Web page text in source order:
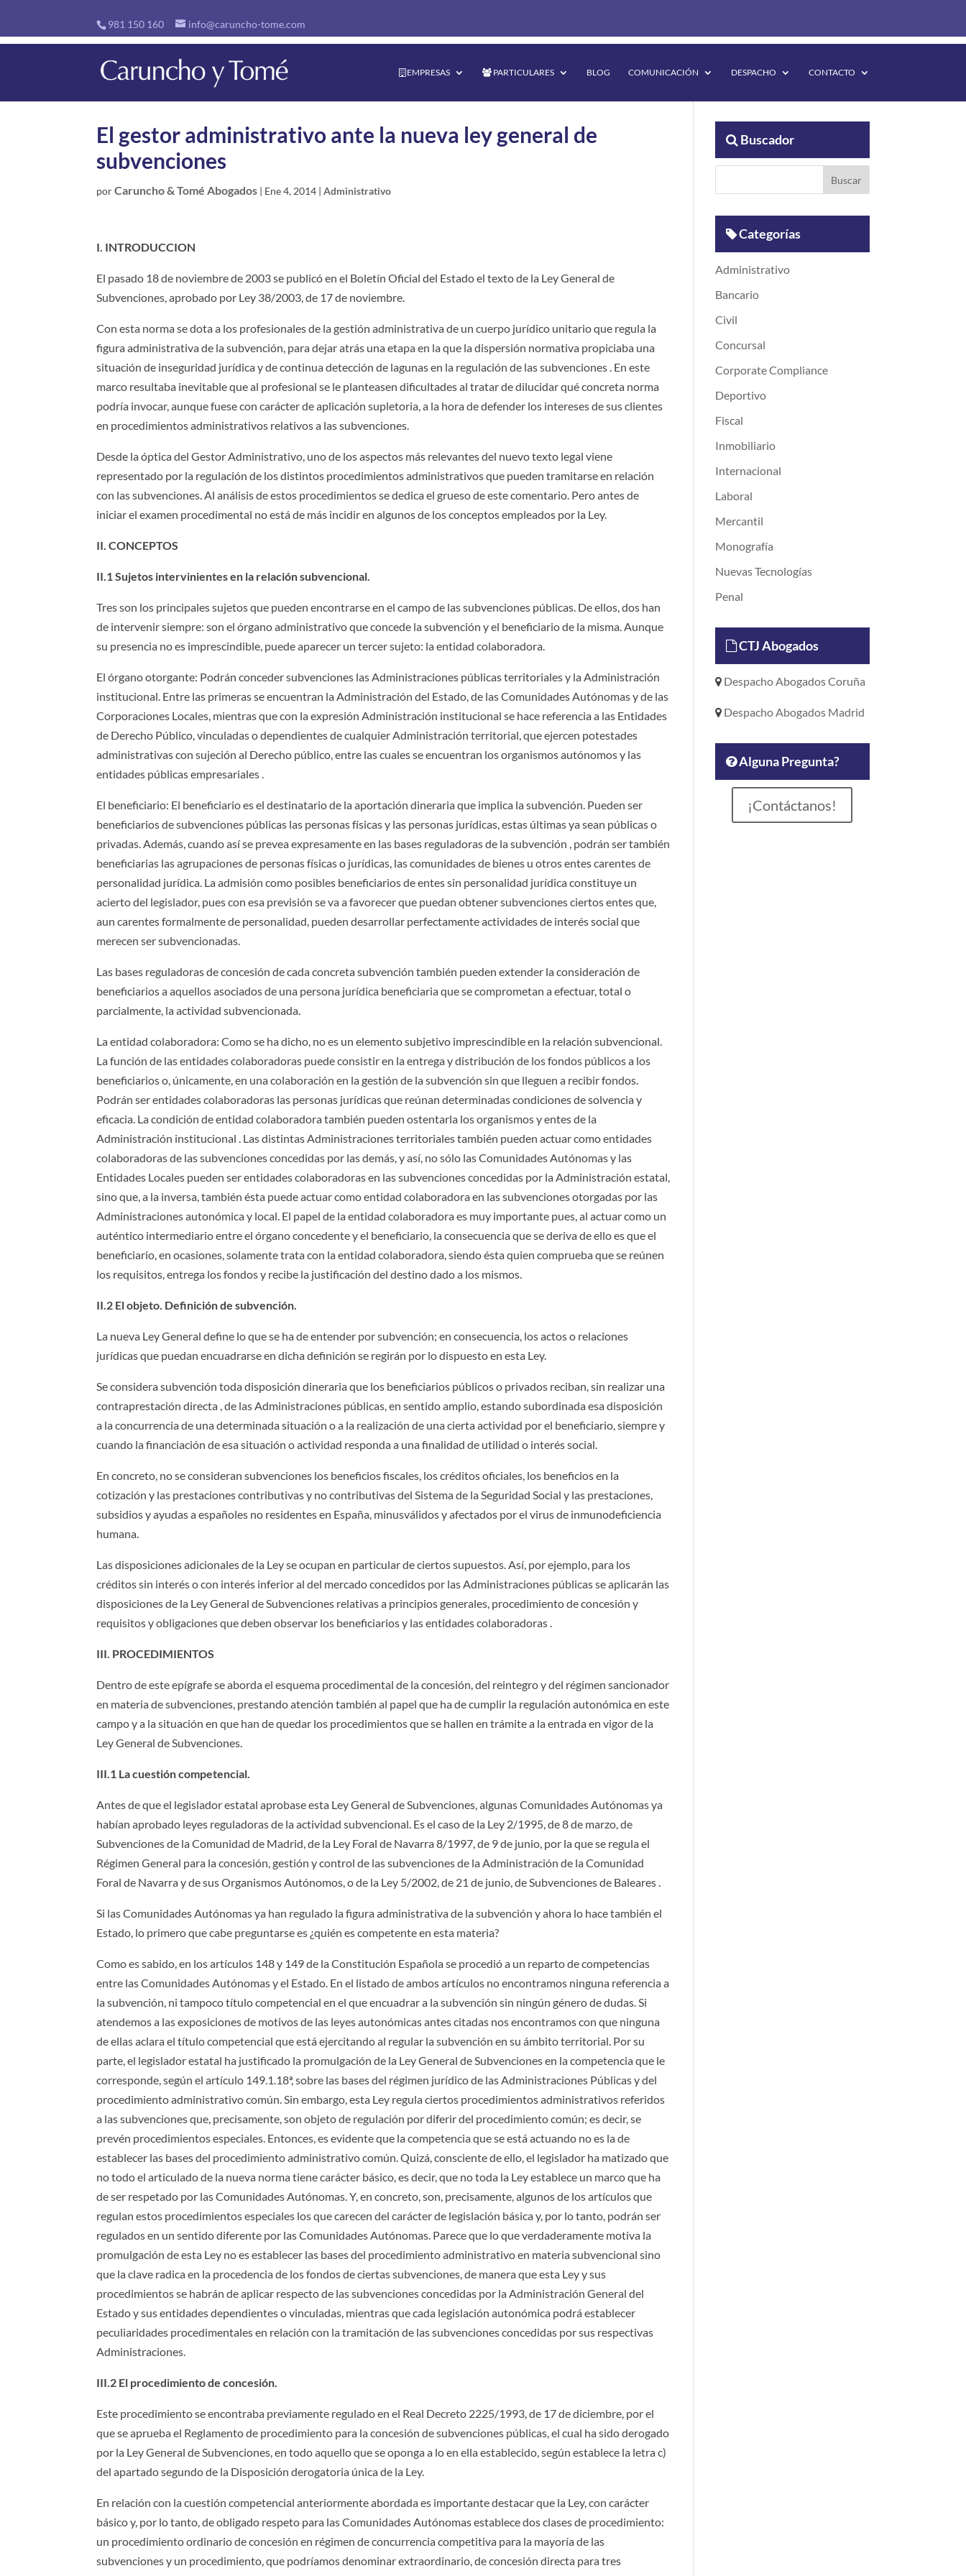
981 150 160 info@caruncho-tome.com
EMPRESAS PARTICULARES BLOG COMUNICACIÓN DESPACHO CONTACTO
El gestor administrativo ante la nueva ley general de
subvenciones
porCaruncho & Tomé Abogados | Ene 4, 2014 |Administrativo
I. INTRODUCCION
El pasado 18 de noviembre de 2003 se publicó en el Boletín Oficial del Estado el texto de la Ley General de
Subvenciones, aprobado por Ley 38/2003, de 17 de noviembre.
Con esta norma se dota a los profesionales de la gestión administrativa de un cuerpo jurídico unitario que regula la
figura administrativa de la subvención, para dejar atrás una etapa en la que la dispersión normativa propiciaba una
situación de inseguridad jurídica y de continua detección de lagunas en la regulación de las subvenciones . En este
marco resultaba inevitable que al profesional se le planteasen dificultades al tratar de dilucidar qué concreta norma
podría invocar, aunque fuese con carácter de aplicación supletoria, a la hora de defender los intereses de sus clientes
en procedimientos administrativos relativos a las subvenciones.
Desde la óptica del Gestor Administrativo, uno de los aspectos más relevantes del nuevo texto legal viene
representado por la regulación de los distintos procedimientos administrativos que pueden tramitarse en relación
con las subvenciones. Al análisis de estos procedimientos se dedica el grueso de este comentario. Pero antes de
iniciar el examen procedimental no está de más incidir en algunos de los conceptos empleados por la Ley.
II. CONCEPTOS
II.1 Sujetos intervinientes en la relación subvencional.
Tres son los principales sujetos que pueden encontrarse en el campo de las subvenciones públicas. De ellos, dos han
de intervenir siempre: son el órgano administrativo que concede la subvención y el beneficiario de la misma. Aunque
su presencia no es imprescindible, puede aparecer un tercer sujeto: la entidad colaboradora.
El órgano otorgante: Podrán conceder subvenciones las Administraciones públicas territoriales y la Administración
institucional. Entre las primeras se encuentran la Administración del Estado, de las Comunidades Autónomas y de las
Corporaciones Locales, mientras que con la expresión Administración institucional se hace referencia a las Entidades
de Derecho Público, vinculadas o dependientes de cualquier Administración territorial, que ejercen potestades
administrativas con sujeción al Derecho público, entre las cuales se encuentran los organismos autónomos y las
entidades públicas empresariales .
El beneficiario: El beneficiario es el destinatario de la aportación dineraria que implica la subvención. Pueden ser
beneficiarios de subvenciones públicas las personas físicas y las personas jurídicas, estas últimas ya sean públicas o
privadas. Además, cuando así se prevea expresamente en las bases reguladoras de la subvención , podrán ser también
beneficiarias las agrupaciones de personas físicas o jurídicas, las comunidades de bienes u otros entes carentes de
personalidad jurídica. La admisión como posibles beneficiarios de entes sin personalidad jurídica constituye un
acierto del legislador, pues con esa previsión se va a favorecer que puedan obtener subvenciones ciertos entes que,
aun carentes formalmente de personalidad, pueden desarrollar perfectamente actividades de interés social que
merecen ser subvencionadas.
Las bases reguladoras de concesión de cada concreta subvención también pueden extender la consideración de
beneficiarios a aquellos asociados de una persona jurídica beneficiaria que se comprometan a efectuar, total o
parcialmente, la actividad subvencionada.
La entidad colaboradora: Como se ha dicho, no es un elemento subjetivo imprescindible en la relación subvencional.
La función de las entidades colaboradoras puede consistir en la entrega y distribución de los fondos públicos a los
beneficiarios o, únicamente, en una colaboración en la gestión de la subvención sin que lleguen a recibir fondos.
Podrán ser entidades colaboradoras las personas jurídicas que reúnan determinadas condiciones de solvencia y
eficacia. La condición de entidad colaboradora también pueden ostentarla los organismos y entes de la
Administración institucional . Las distintas Administraciones territoriales también pueden actuar como entidades
colaboradoras de las subvenciones concedidas por las demás, y así, no sólo las Comunidades Autónomas y las
Entidades Locales pueden ser entidades colaboradoras en las subvenciones concedidas por la Administración estatal,
sino que, a la inversa, también ésta puede actuar como entidad colaboradora en las subvenciones otorgadas por las
Administraciones autonómica y local. El papel de la entidad colaboradora es muy importante pues, al actuar como un
auténtico intermediario entre el órgano concedente y el beneficiario, la consecuencia que se deriva de ello es que el
beneficiario, en ocasiones, solamente trata con la entidad colaboradora, siendo ésta quien comprueba que se reúnen
los requisitos, entrega los fondos y recibe la justificación del destino dado a los mismos.
II.2 El objeto. Definición de subvención.
La nueva Ley General define lo que se ha de entender por subvención; en consecuencia, los actos o relaciones
jurídicas que puedan encuadrarse en dicha definición se regirán por lo dispuesto en esta Ley.
Se considera subvención toda disposición dineraria que los beneficiarios públicos o privados reciban, sin realizar una
contraprestación directa , de las Administraciones públicas, en sentido amplio, estando subordinada esa disposición
a la concurrencia de una determinada situación o a la realización de una cierta actividad por el beneficiario, siempre y
cuando la financiación de esa situación o actividad responda a una finalidad de utilidad o interés social.
En concreto, no se consideran subvenciones los beneficios fiscales, los créditos oficiales, los beneficios en la
cotización y las prestaciones contributivas y no contributivas del Sistema de la Seguridad Social y las prestaciones,
subsidios y ayudas a españoles no residentes en España, minusválidos y afectados por el virus de inmunodeficiencia
humana.
Las disposiciones adicionales de la Ley se ocupan en particular de ciertos supuestos. Así, por ejemplo, para los
créditos sin interés o con interés inferior al del mercado concedidos por las Administraciones públicas se aplicarán las
disposiciones de la Ley General de Subvenciones relativas a principios generales, procedimiento de concesión y
requisitos y obligaciones que deben observar los beneficiarios y las entidades colaboradoras .
III. PROCEDIMIENTOS
Dentro de este epígrafe se aborda el esquema procedimental de la concesión, del reintegro y del régimen sancionador
en materia de subvenciones, prestando atención también al papel que ha de cumplir la regulación autonómica en este
campo y a la situación en que han de quedar los procedimientos que se hallen en trámite a la entrada en vigor de la
Ley General de Subvenciones.
III.1 La cuestión competencial.
Antes de que el legislador estatal aprobase esta Ley General de Subvenciones, algunas Comunidades Autónomas ya
habían aprobado leyes reguladoras de la actividad subvencional. Es el caso de la Ley 2/1995, de 8 de marzo, de
Subvenciones de la Comunidad de Madrid, de la Ley Foral de Navarra 8/1997, de 9 de junio, por la que se regula el
Régimen General para la concesión, gestión y control de las subvenciones de la Administración de la Comunidad
Foral de Navarra y de sus Organismos Autónomos, o de la Ley 5/2002, de 21 de junio, de Subvenciones de Baleares .
Si las Comunidades Autónomas ya han regulado la figura administrativa de la subvención y ahora lo hace también el
Estado, lo primero que cabe preguntarse es ¿quién es competente en esta materia?
Como es sabido, en los artículos 148 y 149 de la Constitución Española se procedió a un reparto de competencias
entre las Comunidades Autónomas y el Estado. En el listado de ambos artículos no encontramos ninguna referencia a
la subvención, ni tampoco título competencial en el que encuadrar a la subvención sin ningún género de dudas. Si
atendemos a las exposiciones de motivos de las leyes autonómicas antes citadas nos encontramos con que ninguna
de ellas aclara el título competencial que está ejercitando al regular la subvención en su ámbito territorial. Por su
parte, el legislador estatal ha justificado la promulgación de la Ley General de Subvenciones en la competencia que le
corresponde, según el artículo 149.1.18ª, sobre las bases del régimen jurídico de las Administraciones Públicas y del
procedimiento administrativo común. Sin embargo, esta Ley regula ciertos procedimientos administrativos referidos
a las subvenciones que, precisamente, son objeto de regulación por diferir del procedimiento común; es decir, se
prevén procedimientos especiales. Entonces, es evidente que la competencia que se está actuando no es la de
establecer las bases del procedimiento administrativo común. Quizá, consciente de ello, el legislador ha matizado que
no todo el articulado de la nueva norma tiene carácter básico, es decir, que no toda la Ley establece un marco que ha
de ser respetado por las Comunidades Autónomas. Y, en concreto, son, precisamente, algunos de los artículos que
regulan estos procedimientos especiales los que carecen del carácter de legislación básica y, por lo tanto, podrán ser
regulados en un sentido diferente por las Comunidades Autónomas. Parece que lo que verdaderamente motiva la
promulgación de esta Ley no es establecer las bases del procedimiento administrativo en materia subvencional sino
que la clave radica en la procedencia de los fondos de ciertas subvenciones, de manera que esta Ley y sus
procedimientos se habrán de aplicar respecto de las subvenciones concedidas por la Administración General del
Estado y sus entidades dependientes o vinculadas, mientras que cada legislación autonómica podrá establecer
peculiaridades procedimentales en relación con la tramitación de las subvenciones concedidas por sus respectivas
Administraciones.
III.2 El procedimiento de concesión.
Este procedimiento se encontraba previamente regulado en el Real Decreto 2225/1993, de 17 de diciembre, por el
que se aprueba el Reglamento de procedimiento para la concesión de subvenciones públicas, el cual ha sido derogado
por la Ley General de Subvenciones, en todo aquello que se oponga a lo en ella establecido, según establece la letra c)
del apartado segundo de la Disposición derogatoria única de la Ley.
En relación con la cuestión competencial anteriormente abordada es importante destacar que la Ley, con carácter
básico y, por lo tanto, de obligado respeto para las Comunidades Autónomas establece dos clases de procedimiento:
un procedimiento ordinario de concesión en régimen de concurrencia competitiva para la mayoría de las
subvenciones y un procedimiento, que podríamos denominar extraordinario, de concesión directa para tres
Buscador
Categorías
Administrativo
Bancario
Civil
Concursal
Corporate Compliance
Deportivo
Fiscal
Inmobiliario
Internacional
Laboral
Mercantil
Monografía
Nuevas Tecnologías
Penal
CTJ Abogados
Despacho Abogados Coruña
Despacho Abogados Madrid
Alguna Pregunta?
¡Contáctanos!